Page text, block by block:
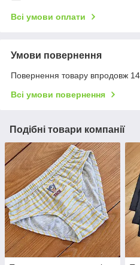
Всі умови оплати
Умови повернення
Повернення товару впродовж 14
Всі умови повернення
Подібні товари компанії